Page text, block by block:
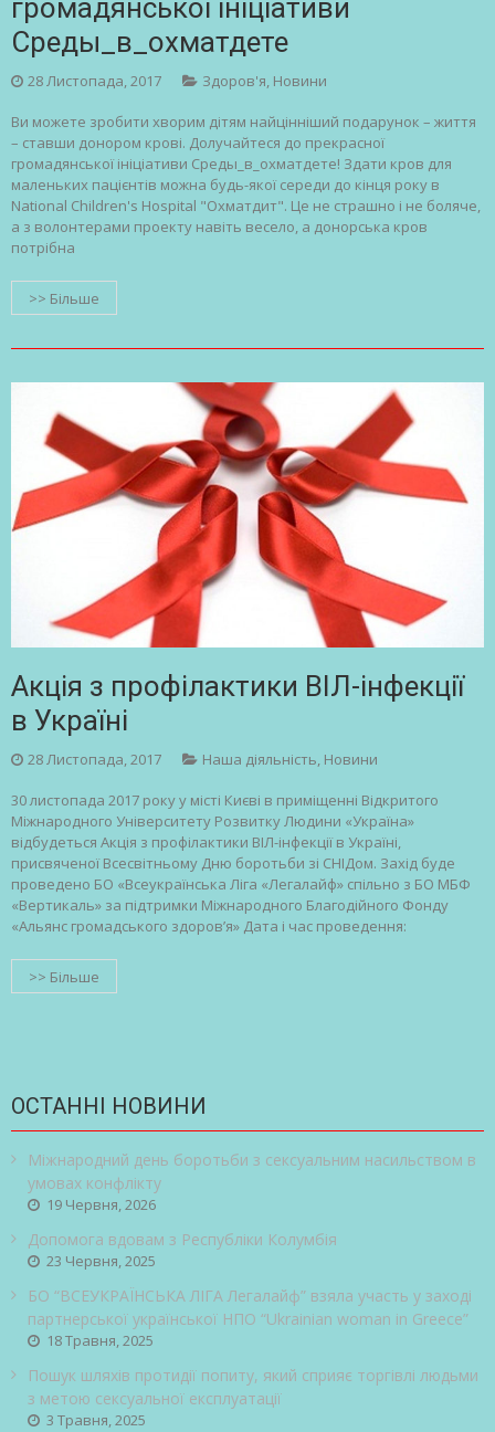
громадянської ініціативи
Среды_в_охматдете
28 Листопада, 2017 Здоров'я, Новини
Ви можете зробити хворим дітям найцінніший подарунок – життя
– ставши донором крові. Долучайтеся до прекрасної
громадянської ініціативи Среды_в_охматдете! Здати кров для
маленьких пацієнтів можна будь-якої середи до кінця року в
National Children's Hospital "Охматдит". Це не страшно і не боляче,
а з волонтерами проекту навіть весело, а донорська кров
потрібна
>> Більше
Акція з профілактики ВІЛ-інфекції
в Україні
28 Листопада, 2017 Наша діяльність, Новини
30 листопада 2017 року у місті Києві в приміщенні Відкритого
Міжнародного Університету Розвитку Людини «Україна»
відбудеться Акція з профілактики ВІЛ-інфекції в Україні,
присвяченої Всесвітньому Дню боротьби зі СНІДом. Захід буде
проведено БО «Всеукраїнська Ліга «Легалайф» спільно з БО МБФ
«Вертикаль» за підтримки Міжнародного Благодійного Фонду
«Альянс громадського здоров’я» Дата і час проведення:
>> Більше
ОСТАННІ НОВИНИ
Міжнародний день боротьби з сексуальним насильством в
умовах конфлікту
19 Червня, 2026
Допомога вдовам з Республіки Колумбія
23 Червня, 2025
БО “ВСЕУКРАЇНСЬКА ЛІГА Легалайф” взяла участь у заході
партнерської української НПО “Ukrainian woman in Greece”
18 Травня, 2025
Пошук шляхів протидії попиту, який сприяє торгівлі людьми
з метою сексуальної експлуатації
3 Травня, 2025